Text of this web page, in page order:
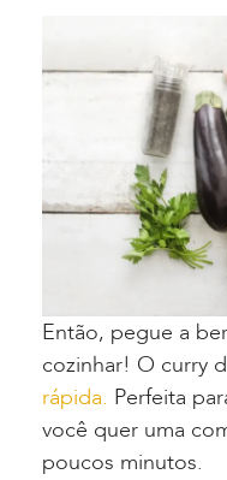
Então, pegue a
cozinhar! O curry
rápida. Perfeita
você quer uma
poucos minutos.